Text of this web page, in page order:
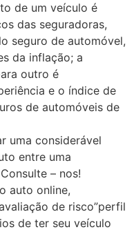
de um veículo é
das seguradoras,
seguro de automóvel,
da inflação; a
outro é
e o índice de
de automóveis de
uma considerável
entre uma
– nos!
auto online,
de risco”perfil
de ter seu veículo